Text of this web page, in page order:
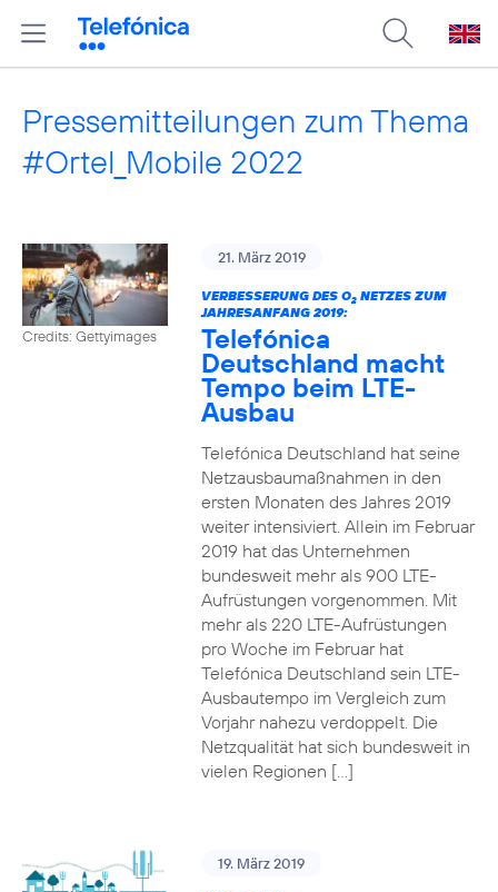
Pressemitteilungen zum Thema
#Ortel_Mobile 2022
Credits: Gettyimages
21. März 2019
VERBESSERUNG DES O2NETZES ZUM
JAHRESANFANG 2019:
Telefónica
Deutschland macht
Tempo beim LTE-
Ausbau
Telefónica Deutschland hat seine
Netzausbaumaßnahmen in den
ersten Monaten des Jahres 2019
weiter intensiviert. Allein im Februar
2019 hat das Unternehmen
bundesweit mehr als 900 LTE-
Aufrüstungen vorgenommen. Mit
mehr als 220 LTE-Aufrüstungen
pro Woche im Februar hat
Telefónica Deutschland sein LTE-
Ausbautempo im Vergleich zum
Vorjahr nahezu verdoppelt. Die
Netzqualität hat sich bundesweit in
vielen Regionen […]
19. März 2019